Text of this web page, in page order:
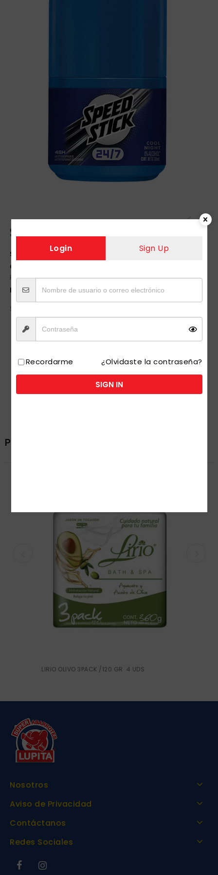
SPEED ROLL 6/30 ML 1 UDS
SKU:
2049
Categorías:
Personal
Etiqueta: SPEED ROLL 6/30 ML 1 UDS
SPEED ROLL 6/30 ML 1 UDS
invitamos a registrarte como usuario.
INGRESAR/ REGISTRAR
Productos relacionados
LIRIO OLIVO 3PACK /120 GR 4 UDS
Nosotros
Aviso de Privacidad
Contáctanos
Redes Sociales
Login Sign Up
Recordarme ¿Olvidaste la contraseña?
SIGN IN